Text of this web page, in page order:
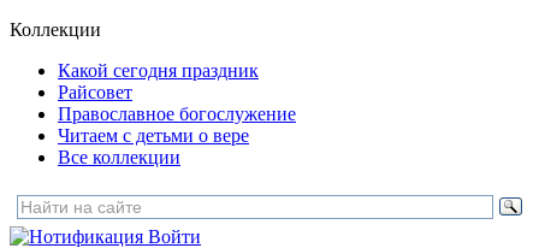
Коллекции
Какой сегодня праздник
Райсовет
Православное богослужение
Читаем с детьми о вере
Все коллекции
Войти